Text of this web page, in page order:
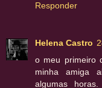
Responder
Helena Castro
o meu primeiro
minha amiga
algumas